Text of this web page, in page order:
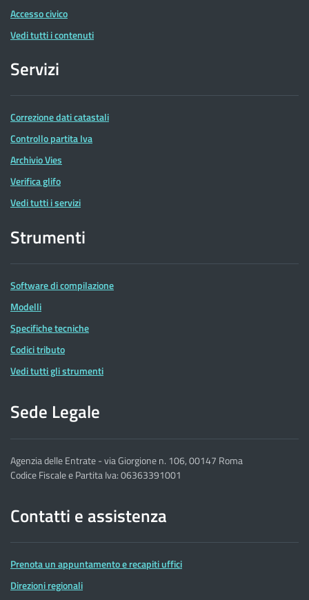
Accesso civico
Vedi tutti i contenuti
Servizi
Correzione dati catastali
Controllo partita Iva
Archivio Vies
Verifica glifo
Vedi tutti i servizi
Strumenti
Software di compilazione
Modelli
Specifiche tecniche
Codici tributo
Vedi tutti gli strumenti
Sede Legale
Agenzia delle Entrate - via Giorgione n. 106, 00147 Roma
Codice Fiscale e Partita Iva: 06363391001
Contatti e assistenza
Prenota un appuntamento e recapiti uffici
Direzioni regionali